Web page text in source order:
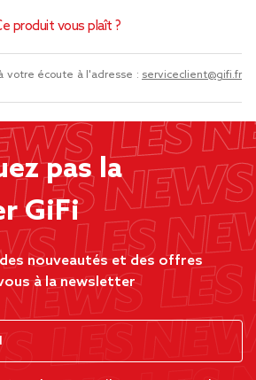
produit vous plaît ?
votre écoute à l'adresse : serviceclient@gifi.fr
pas la
GiFi
nouveautés et des offres
à la newsletter